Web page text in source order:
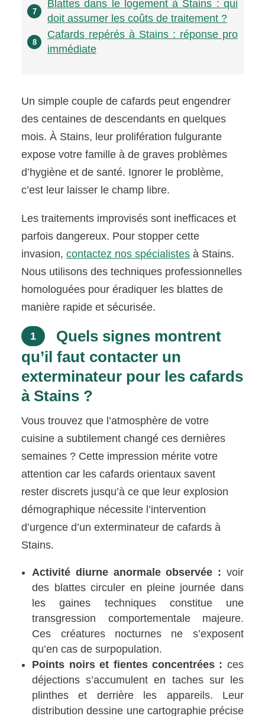
7
Blattes dans le logement à Stains : qui
doit assumer les coûts de traitement ?
8
Cafards repérés à Stains : réponse pro
immédiate
Un simple couple de cafards peut engendrer
des centaines de descendants en quelques
mois. À Stains, leur prolifération fulgurante
expose votre famille à de graves problèmes
d’hygiène et de santé. Ignorer le problème,
c’est leur laisser le champ libre.
Les traitements improvisés sont inefficaces et
parfois dangereux. Pour stopper cette
invasion,contactez nos spécialistes à Stains.
Nous utilisons des techniques professionnelles
homologuées pour éradiquer les blattes de
manière rapide et sécurisée.
1
Quels signes montrent
qu’il faut contacter un
exterminateur pour les cafards
à Stains ?
Vous trouvez que l’atmosphère de votre
cuisine a subtilement changé ces dernières
semaines ? Cette impression mérite votre
attention car les cafards orientaux savent
rester discrets jusqu’à ce que leur explosion
démographique nécessite l’intervention
d’urgence d’un exterminateur de cafards à
Stains.
Activité diurne anormale observée : voir
des blattes circuler en pleine journée dans
les gaines techniques constitue une
transgression comportementale majeure.
Ces créatures nocturnes ne s’exposent
qu’en cas de surpopulation.
Points noirs et fientes concentrées : ces
déjections s’accumulent en taches sur les
plinthes et derrière les appareils. Leur
distribution dessine une cartographie précise